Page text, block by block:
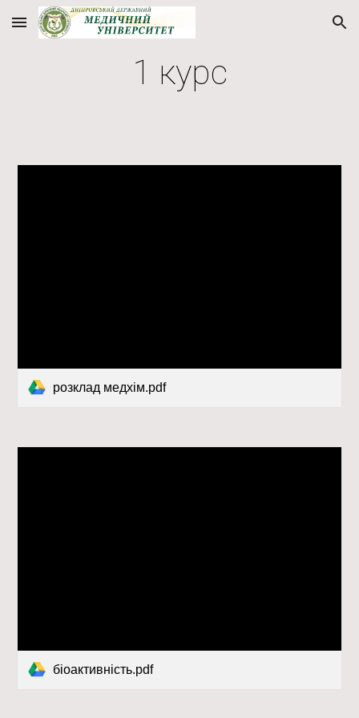
Skip to main content Skip to navigation
1 курс
розклад медхім.pdf
біоактивність.pdf